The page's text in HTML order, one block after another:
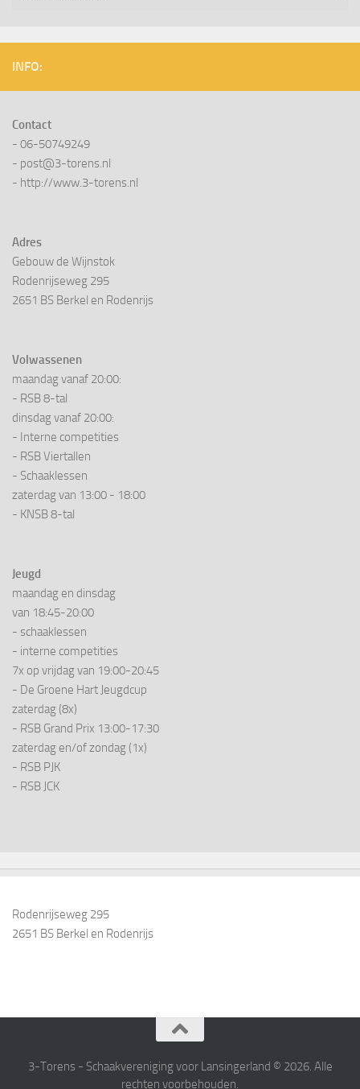
INFO:
Contact
- 06-50749249
- post@3-torens.nl
- http://www.3-torens.nl
Adres
Gebouw de Wijnstok
Rodenrijseweg 295
2651 BS Berkel en Rodenrijs
Volwassenen
maandag vanaf 20:00:
- RSB 8-tal
dinsdag vanaf 20:00:
- Interne competities
- RSB Viertallen
- Schaaklessen
zaterdag van 13:00 - 18:00
- KNSB 8-tal
Jeugd
maandag en dinsdag
van 18:45-20:00
- schaaklessen
- interne competities
7x op vrijdag van 19:00-20:45
- De Groene Hart Jeugdcup
zaterdag (8x)
- RSB Grand Prix 13:00-17:30
zaterdag en/of zondag (1x)
- RSB PJK
- RSB JCK
Rodenrijseweg 295
2651 BS Berkel en Rodenrijs
3-Torens - Schaakvereniging voor Lansingerland © 2026. Alle
rechten voorbehouden.